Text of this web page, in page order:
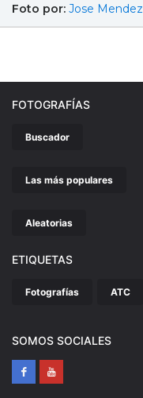
Foto por: Jose Mendez
FOTOGRAFÍAS
Buscador
Las más populares
Aleatorias
ETIQUETAS
Fotografías ATC
SOMOS SOCIALES